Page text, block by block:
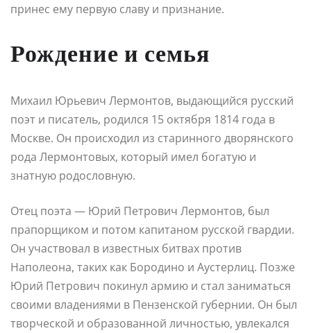
принес ему первую славу и признание.
Рождение и семья
Михаил Юрьевич Лермонтов, выдающийся русский
поэт и писатель, родился 15 октября 1814 года в
Москве. Он происходил из старинного дворянского
рода Лермонтовых, который имел богатую и
знатную родословную.
Отец поэта — Юрий Петрович Лермонтов, был
прапорщиком и потом капитаном русской гвардии.
Он участвовал в известных битвах против
Наполеона, таких как Бородино и Аустерлиц. Позже
Юрий Петрович покинул армию и стал заниматься
своими владениями в Пензенской губернии. Он был
творческой и образованной личностью, увлекался